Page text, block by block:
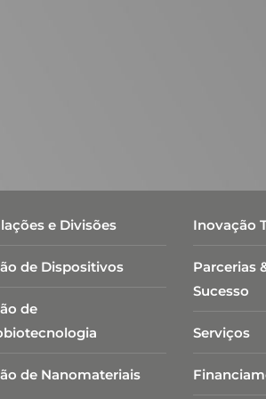
e Divisões
de Dispositivos
de
de Nanomateriais
Inovação
Parcerias
Sucesso
Serviços